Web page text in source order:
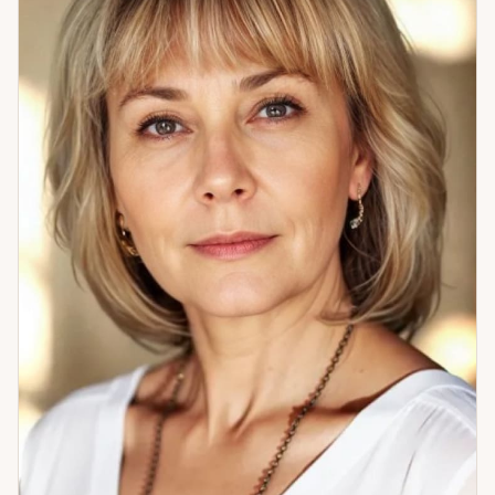
разобраться.